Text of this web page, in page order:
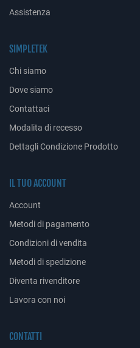
Assistenza
SIMPLETEK
Chi siamo
Dove siamo
Contattaci
Modalita di recesso
Dettagli Condizione Prodotto
IL TUO ACCOUNT
Account
Metodi di pagamento
Condizioni di vendita
Metodi di spedizione
Diventa rivenditore
Lavora con noi
CONTATTI